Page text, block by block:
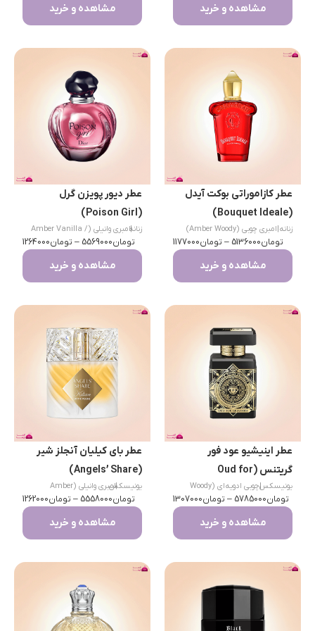
مشاهده و خرید مشاهده و خرید
عطر کازاموراتی بوکت آیدل
(Bouquet Ideale)
زنانه امبری چوبی (Amber Woody)
تومان5136000
– تومان1177000
مشاهده و خرید
عطر دیور پویزن گرل
(Poison Girl)
زنانه
|
امبری وانیلی (Amber Vanilla /
Gourmand)
تومان5569000
– تومان1264000
مشاهده و خرید
عطر اینیشیو عود فور
گریتنس (Oud for
Greatness)
یونیسکس
|
چوبی ادویه‌ای (Woody
Spicy)
تومان5785000
– تومان1307000
مشاهده و خرید
عطر بای کیلیان آنجلز شیر
(Angels’ Share)
یونیسکس
|
امبری وانیلی (Amber
Vanilla) / گورماندتومان5558000
– تومان1262000
مشاهده و خرید